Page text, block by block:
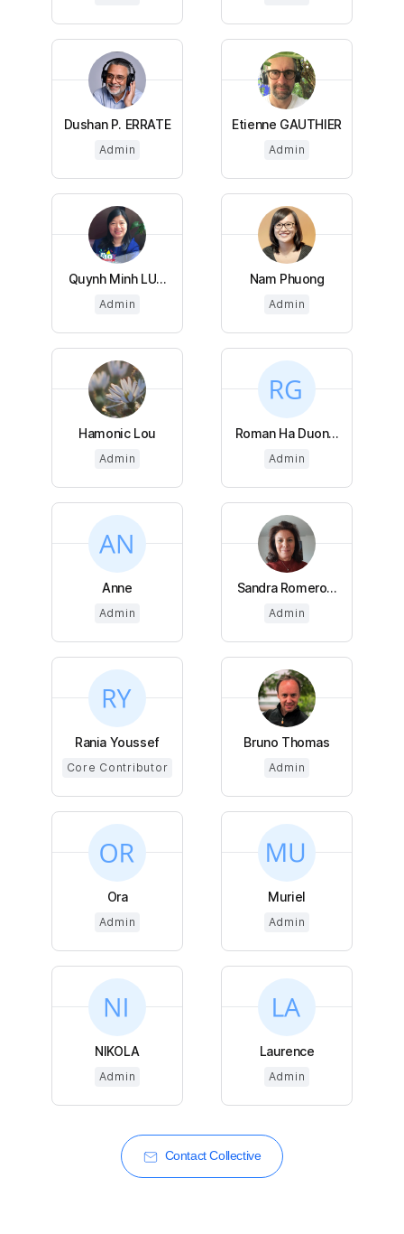
Dushan P. ERRATE
Admin
Etienne GAUTHIER
Admin
Quynh Minh LU...
Admin
Nam Phuong
Admin
Hamonic Lou
Admin
Roman Ha Duon...
Admin
Anne
Admin
Sandra Romero...
Admin
Rania Youssef
Core Contributor
Bruno Thomas
Admin
Ora
Admin
Muriel
Admin
NIKOLA
Admin
Laurence
Admin
Contact Collective